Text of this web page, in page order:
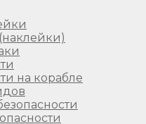
на корабле